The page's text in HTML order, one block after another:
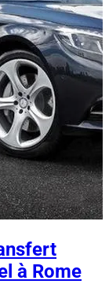
à Rome